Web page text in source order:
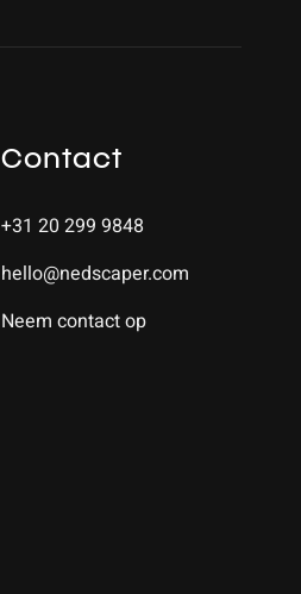
Contact
+31 20 299 9848
hello@nedscaper.com
Neem contact op